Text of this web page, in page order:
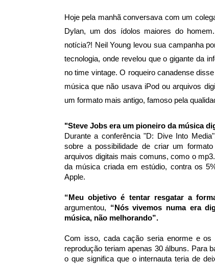
Hoje pela manhã conversava com um
Dylan, um dos ídolos maiores do
notícia?! Neil Young levou sua campanha
tecnologia, onde revelou que o gigante da
no time vintage. O roqueiro canadense
música que não usava iPod ou arquivos
um formato mais antigo, famoso pela
"Steve Jobs era um pioneiro da música
Durante a conferência "D: Dive Into
sobre a possibilidade de criar um
arquivos digitais mais comuns, como o
da música criada em estúdio, contra os
Apple.
“Meu objetivo é tentar resgatar a
argumentou, “Nós vivemos numa era
música, não melhorando”.
Com isso, cada cação seria enorme e os
reprodução teriam apenas 30 álbuns. Para
o que significa que o internauta teria de